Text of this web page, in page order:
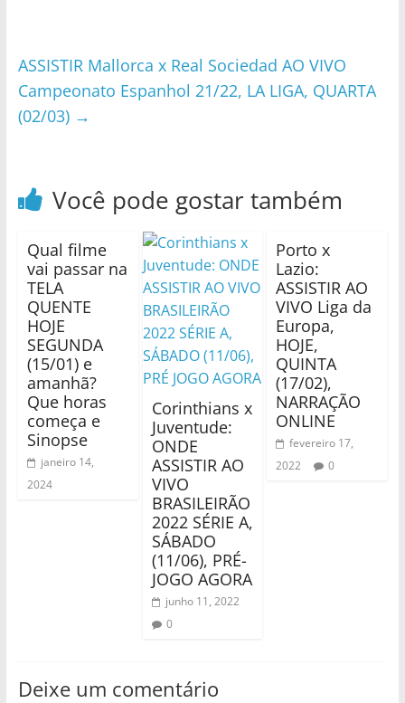
ASSISTIR Mallorca x Real Sociedad AO VIVO
Campeonato Espanhol 21/22, LA LIGA, QUARTA
(02/03) →
Você pode gostar também
Qual filme
vai passar na
TELA
QUENTE
HOJE
SEGUNDA
(15/01) e
amanhã?
Que horas
começa e
Sinopse
janeiro 14,
2024
Corinthians x
Juventude:
ONDE
ASSISTIR AO
VIVO
BRASILEIRÃO
2022 SÉRIE A,
SÁBADO
(11/06), PRÉ-
JOGO AGORA
junho 11, 2022
0
Porto x
Lazio:
ASSISTIR AO
VIVO Liga da
Europa,
HOJE,
QUINTA
(17/02),
NARRAÇÃO
ONLINE
fevereiro 17,
2022
0
Deixe um comentário